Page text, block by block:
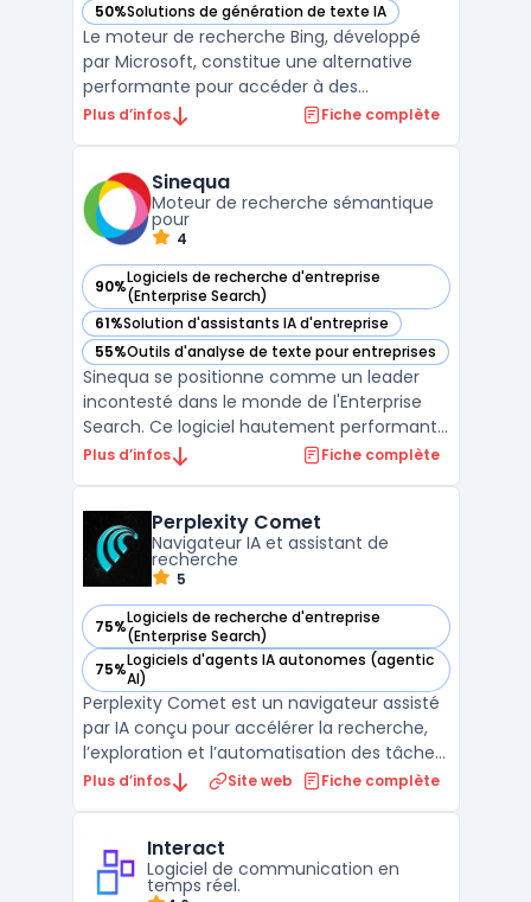
50%Solutions de génération de texte IA
— voir Bing dans cette catégorie
Le moteur de recherche Bing, développé
par Microsoft, constitue une alternative
performante pour accéder à des
informations en ligne. Avec une interface
résultats pertinents et enrichis, combinant
recherche textuelle, visuelle ...
Plus d’infos Fiche complète
Sinequa
Moteur de recherche sémantique
pour
4
90%Logiciels de recherche d'entreprise
(Enterprise Search)
— voir Sinequa dans cette catégorie
61%Solution d'assistants IA d'entreprise
— voir Sinequa dans cette catégorie
55%Outils d'analyse de texte pour entreprises
— voir Sinequa dans cette catégorie
Sinequa se positionne comme un leader
incontesté dans le monde de l'Enterprise
Search. Ce logiciel hautement performant
facilite une analyse précise et approfondie
cruciales en un temps record. La première
partie de la ...
Plus d’infos Fiche complète
Perplexity Comet
Navigateur IA et assistant de
recherche
5
75%Logiciels de recherche d'entreprise
(Enterprise Search)
— voir Perplexity Comet dans cette catégorie
75%Logiciels d'agents IA autonomes (agentic
AI)
— voir Perplexity Comet dans cette catégorie
Perplexity Comet est un navigateur assisté
par IA conçu pour accélérer la recherche,
l’exploration et l’automatisation des tâches
en ligne. Il combine l’answer engine de
d’organiser des onglets, de classer des
contenus et de l ...
Plus d’infos Site web Fiche complète
Interact
Logiciel de communication en
temps réel.